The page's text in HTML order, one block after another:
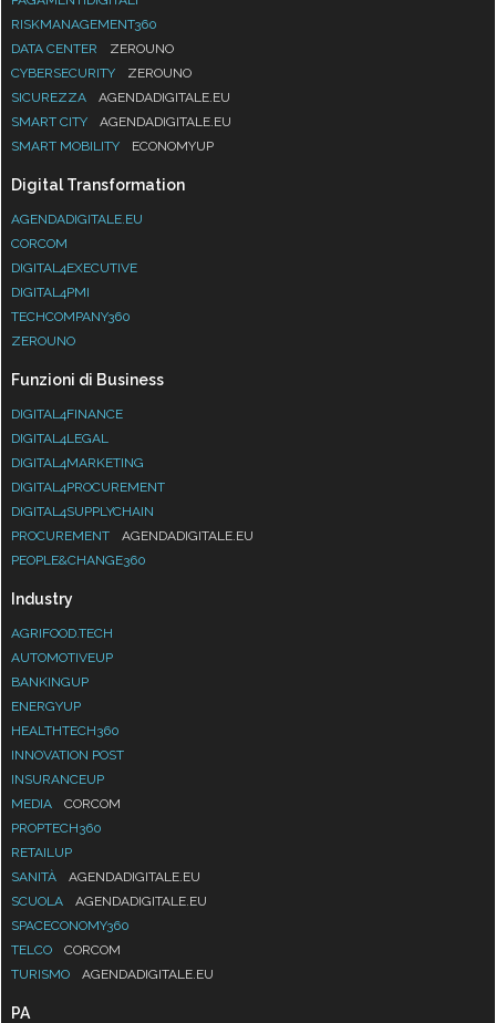
RISKMANAGEMENT360
DATA CENTER
ZEROUNO
CYBERSECURITY
ZEROUNO
SICUREZZA
AGENDADIGITALE.EU
SMART CITY
AGENDADIGITALE.EU
SMART MOBILITY
ECONOMYUP
Digital Transformation
AGENDADIGITALE.EU
CORCOM
DIGITAL4EXECUTIVE
DIGITAL4PMI
TECHCOMPANY360
ZEROUNO
Funzioni di Business
DIGITAL4FINANCE
DIGITAL4LEGAL
DIGITAL4MARKETING
DIGITAL4PROCUREMENT
DIGITAL4SUPPLYCHAIN
PROCUREMENT
AGENDADIGITALE.EU
PEOPLE&CHANGE360
Industry
AGRIFOOD.TECH
AUTOMOTIVEUP
BANKINGUP
ENERGYUP
HEALTHTECH360
INNOVATION POST
INSURANCEUP
MEDIA
CORCOM
PROPTECH360
RETAILUP
SANITÀ
AGENDADIGITALE.EU
SCUOLA
AGENDADIGITALE.EU
SPACECONOMY360
TELCO
CORCOM
TURISMO
AGENDADIGITALE.EU
PA